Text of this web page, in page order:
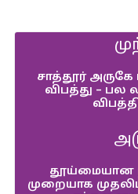
சாத்தூர்
விபத்து – பல
தூய்மையான
முறையாக